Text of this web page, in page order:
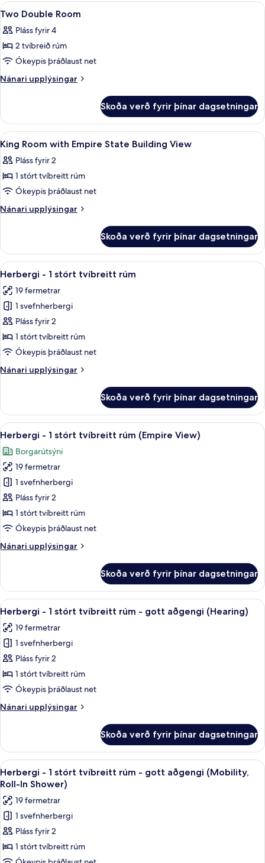
Skoða
allar
myndir
fyrir
Two
Double
Öryggishólf í herbergi, skrifborð,
3
Two Double Room
Pláss fyrir 4
2 tvíbreið rúm
Ókeypis þráðlaust net
Nánari upplýsingar
Nánari
Double
Room
Skoða verð fyrir þínar dagsetningar
Skoða
allar
myndir
fyrir
King
Room
State
Building
View
Öryggishólf í herbergi, skrifborð,
2
King Room with Empire State Building View
Pláss fyrir 2
1 stórt tvíbreitt rúm
Ókeypis þráðlaust net
Nánari upplýsingar
Nánari
Room
with
Empire
Building
View
Skoða verð fyrir þínar dagsetningar
Skoða
allar
myndir
fyrir
Herbergi
-
1
tvíbreitt
Öryggishólf í herbergi, skrifborð,
6
Herbergi - 1 stórt tvíbreitt rúm
19 fermetrar
1 svefnherbergi
Pláss fyrir 2
1 stórt tvíbreitt rúm
Ókeypis þráðlaust net
Nánari upplýsingar
Nánari
-
stórt
tvíbreitt
rúm
Skoða verð fyrir þínar dagsetningar
Skoða
allar
myndir
fyrir
Herbergi
-
1
stórt
tvíbreitt
rúm
Herbergi - 1 stórt tvíbreitt rúm
6
Herbergi - 1 stórt tvíbreitt rúm (Empire View)
Borgarútsýni
19 fermetrar
1 svefnherbergi
Pláss fyrir 2
1 stórt tvíbreitt rúm
Ókeypis þráðlaust net
Nánari upplýsingar
Nánari
-
stórt
tvíbreitt
rúm
(Empire
View)
Skoða verð fyrir þínar dagsetningar
Skoða
allar
myndir
fyrir
Herbergi
-
1
tvíbreitt
gott
aðgengi
(Hearing)
Öryggishólf í herbergi, skrifborð,
5
Herbergi - 1 stórt tvíbreitt rúm - gott aðgengi (Hearing)
19 fermetrar
1 svefnherbergi
Pláss fyrir 2
1 stórt tvíbreitt rúm
Ókeypis þráðlaust net
Nánari upplýsingar
Nánari
-
stórt
tvíbreitt
gott
aðgengi
(Hearing)
Skoða verð fyrir þínar dagsetningar
Skoða
allar
myndir
fyrir
Herbergi
-
1
Öryggishólf í herbergi, skrifborð,
5
Herbergi - 1 stórt tvíbreitt rúm - gott aðgengi (Mobility,
Roll-In Shower)
19 fermetrar
1 svefnherbergi
Pláss fyrir 2
1 stórt tvíbreitt rúm